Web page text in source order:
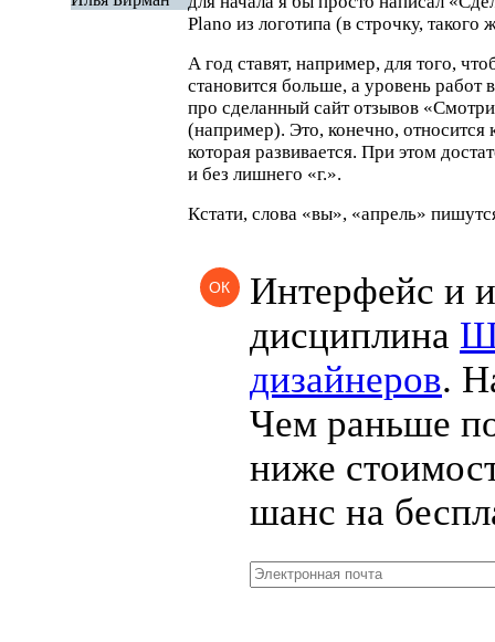
Plano из логотипа (в строчку, такого
А год ставят, например, для того,
становится больше, а уровень работ
про сделанный сайт отзывов «
(например). Это, конечно,
которая развивается. При этом
и без лишнего «г.».
Кстати, слова «вы», «апрель»
ОК
Интерфейс и
дисциплина
дизайнеров.
Чем раньше
ниже
шанс на